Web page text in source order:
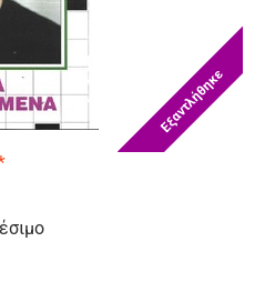
Εξαντλήθηκε